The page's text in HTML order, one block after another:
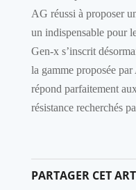
AG réussi à proposer
un indispensable pour
Gen-x s’inscrit
la gamme proposée
répond parfaitement
résistance recherchés